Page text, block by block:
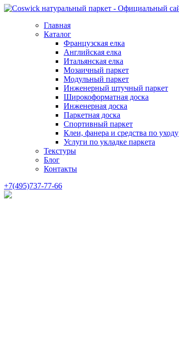
Главная
Каталог
Французская елка
Английская елка
Итальянская елка
Мозаичный паркет
Модульный паркет
Инженерный штучный паркет
Широкоформатная доска
Инженерная доска
Паркетная доска
Спортивный паркет
Клеи, фанера и средства по уходу
Услуги по укладке паркета
Текстуры
Блог
Контакты
+7(495)737-77-66